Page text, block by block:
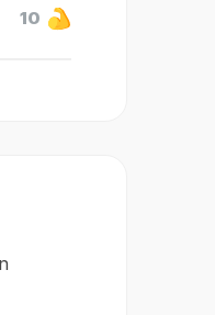
10